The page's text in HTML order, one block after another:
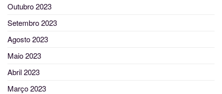
Outubro 2023
Setembro 2023
Agosto 2023
Maio 2023
Abril 2023
Março 2023